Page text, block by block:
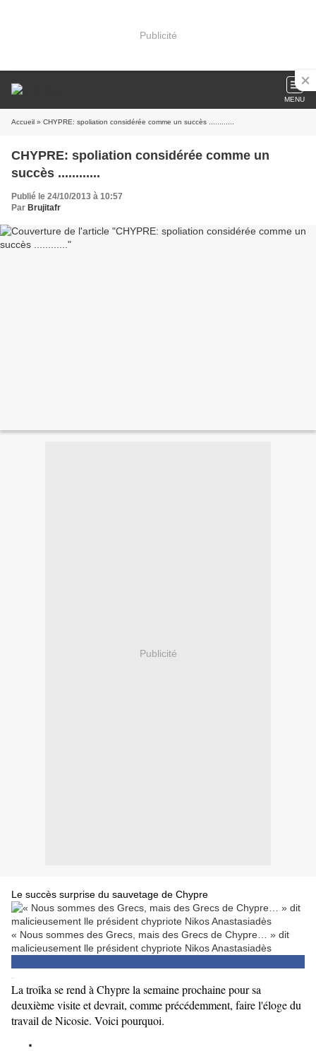
Publicité
MENU
Accueil » CHYPRE: spoliation considérée comme un succès ............
CHYPRE: spoliation considérée comme un
succès ............
Publié le 24/10/2013 à 10:57
Par Brujitafr
Publicité
Le succès surprise du sauvetage de Chypre
« Nous sommes des Grecs, mais des Grecs de Chypre… » dit
malicieusement lle président chypriote Nikos Anastasiadès
La troîka se rend à Chypre la semaine prochaine pour sa
deuxième visite et devrait, comme précédemment, faire l'éloge du
travail de Nicosie. Voici pourquoi.